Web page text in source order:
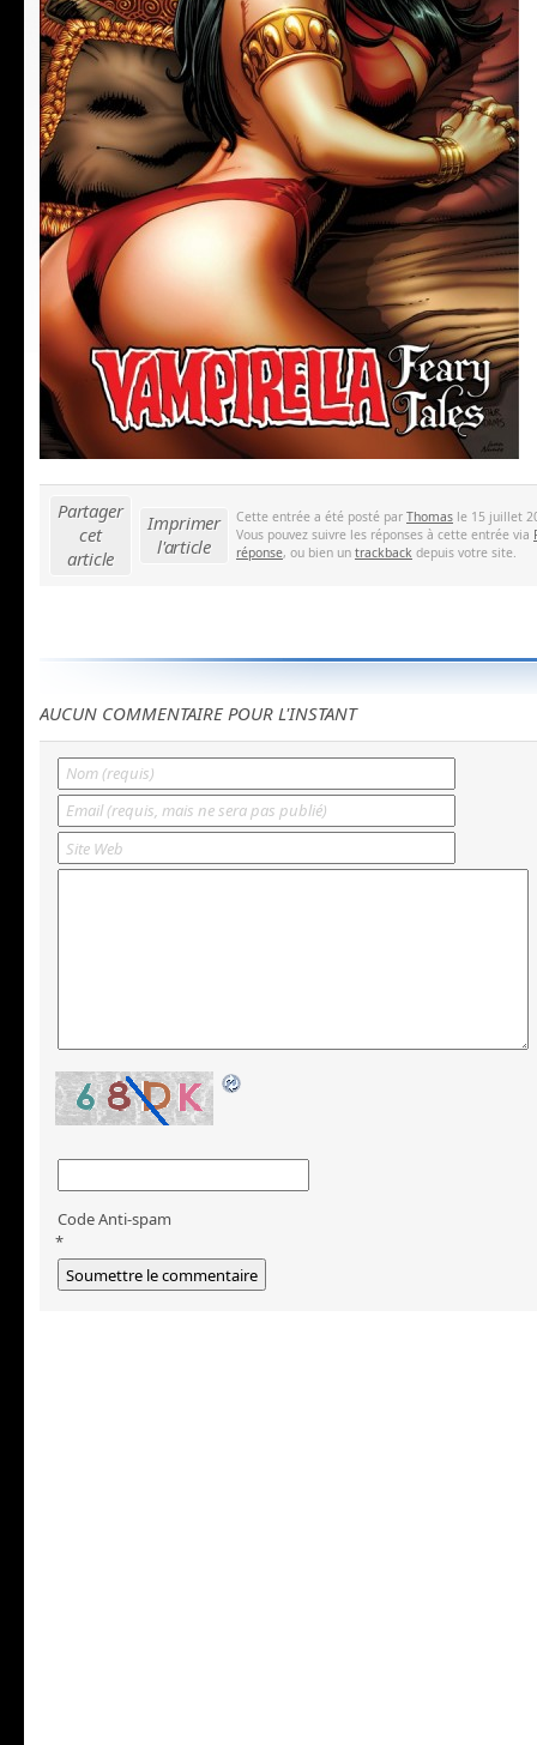
Partager
cet
article
Imprimer
l'article
Cette entrée a été posté par Thomas le 15 juillet
Vous pouvez suivre les réponses à cette entrée via
réponse, ou bien un trackback depuis votre site.
AUCUN COMMENTAIRE POUR L'INSTANT
Code Anti-spam
*